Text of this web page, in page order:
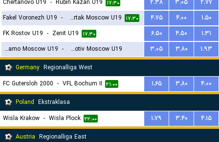
Chertanovo U19 - Rubin Kazan U19 ۱۷:۳۰ ۲.۳۸ ۳.۰۵
۲.۷۷
Fakel Voronezh U19 - Spartak Moscow U19 ۱۷:۳۰ ۴.۷۵ ۴.۰۰
۱.۵۰
FK Rostov U19 - Zenit U19 ۱۷:۳۰ ۶.۵۰ ۴.۵۰
۱.۳۱
Dinamo Moscow U19
- Lokomotiv Moscow U19
۱۹:۳۰
۳.۰۵ ۳.۸۰
۱.۹۳
Germany Regionalliga West
FC Gutersloh 2000 - VFL Bochum II ۲۱:۰۰ ۱.۶۵ ۳.۸۰
۴.۰۰
Poland Ekstraklasa
Wisla Krakow - Wisla Plock ۲۲:۰۰ ۱.۷۹ ۳.۴۰
۴.۱۵
Austria Regionalliga East